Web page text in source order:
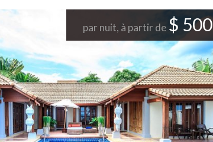
par nuit, à partir de $ 500